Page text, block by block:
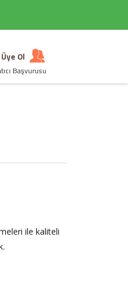
Üye Ol
Başvurusu
ile kaliteli